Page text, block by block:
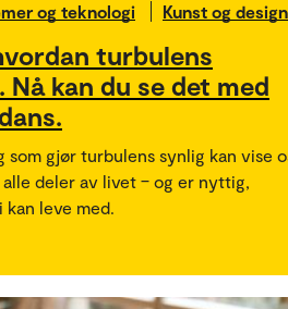
og teknologi Kunst og design
turbulens
kan du se det med
som gjør turbulens synlig kan vise
deler av livet – og er nyttig,
kan leve med.